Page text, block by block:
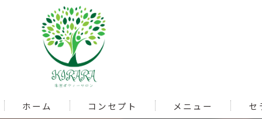
ホーム コンセプト メニュー セ